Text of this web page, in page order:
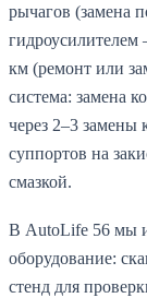
рычагов (замена
гидроусилителем
км (ремонт или
система: замена
через 2–3
суппортов на
смазкой.
В AutoLife 56 мы
оборудование:
стенд для